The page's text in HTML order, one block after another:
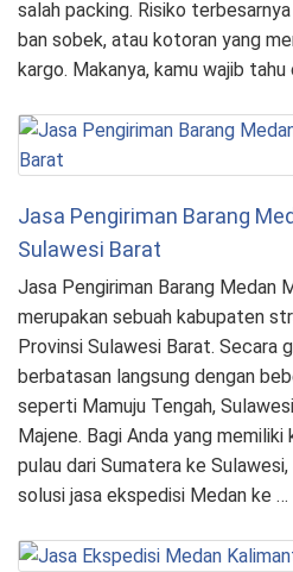
salah packing. Risiko
ban sobek, atau kotoran yang
kargo. Makanya, kamu wajib
Jasa Pengiriman Barang
Sulawesi Barat
Jasa Pengiriman Barang Medan
merupakan sebuah kabupaten
Provinsi Sulawesi Barat. Secara
berbatasan langsung dengan
seperti Mamuju Tengah,
Majene. Bagi Anda yang
pulau dari Sumatera ke
solusi jasa ekspedisi Medan ke …